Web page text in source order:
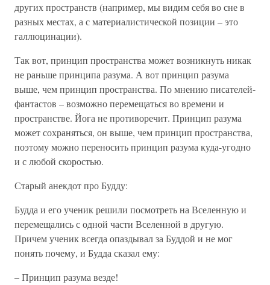
других пространств (например, мы видим себя во сне в
разных местах, а с материалистической позиции – это
галлюцинации).
Так вот, принцип пространства может возникнуть никак
не раньше принципа разума. А вот принцип разума
выше, чем принцип пространства. По мнению писателей-
фантастов – возможно перемещаться во времени и
пространстве. Йога не противоречит. Принцип разума
может сохраняться, он выше, чем принцип пространства,
поэтому можно переносить принцип разума куда-угодно
и с любой скоростью.
Старый анекдот про Будду:
Будда и его ученик решили посмотреть на Вселенную и
перемещались с одной части Вселенной в другую.
Причем ученик всегда опаздывал за Буддой и не мог
понять почему, и Будда сказал ему:
– Принцип разума везде!